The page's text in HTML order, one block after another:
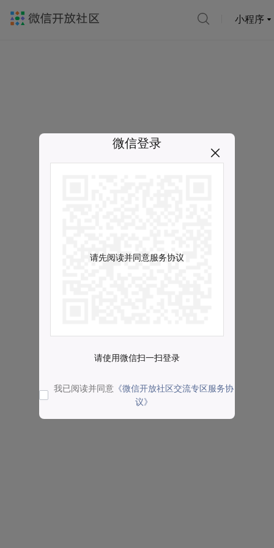
小程序
微信登录
请先阅读并同意服务协议
请使用微信扫一扫登录
我已阅读并同意 《微信开放社区交流专区服务协
议》